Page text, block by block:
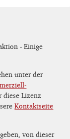
- Einige
unter der
diese Lizenz
Kontaktseite
von dieser